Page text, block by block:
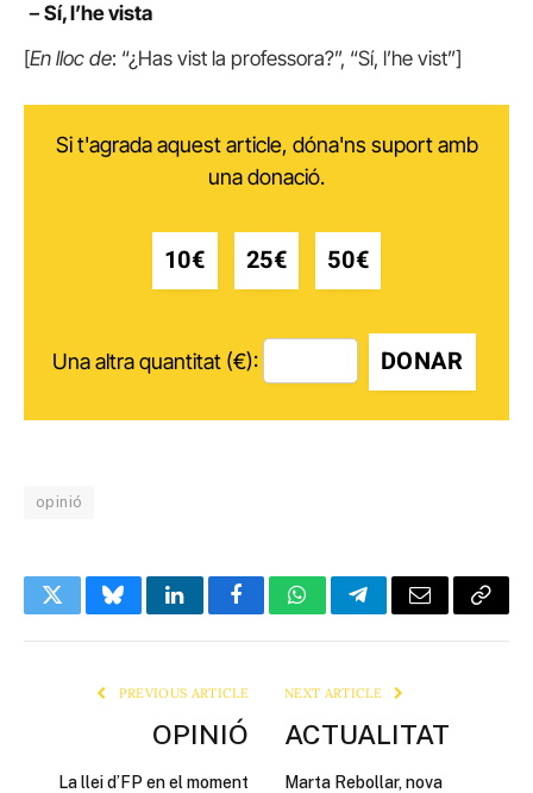
－Sí, l’he vista
[En lloc de: “¿Has vist la professora?”, “Sí, l’he vist”]
Si t'agrada aquest article, dóna'ns suport amb
una donació.
10€ 25€ 50€
Una altra quantitat (€): DONAR
opinió
TwitterBlueskyLinkedInFacebookWhatsAppTelegramEmail Copy
PREVIOUS ARTICLE
OPINIÓ
La llei d’FP en el moment
NEXT ARTICLE
ACTUALITAT
Marta Rebollar, nova